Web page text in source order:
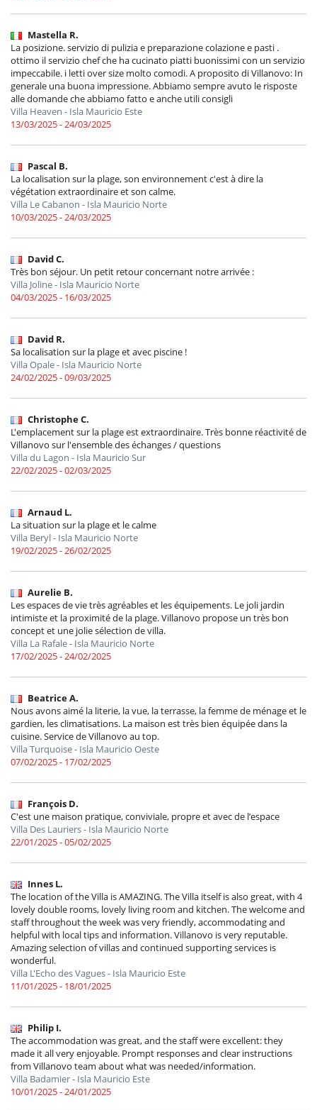
Mastella R.
La posizione. servizio di pulizia e preparazione colazione e pasti .
ottimo il servizio chef che ha cucinato piatti buonissimi con un servizio
impeccabile. i letti over size molto comodi. A proposito di Villanovo: In
generale una buona impressione. Abbiamo sempre avuto le risposte
alle domande che abbiamo fatto e anche utili consigli
Villa Heaven - Isla Mauricio Este
13/03/2025 - 24/03/2025
Pascal B.
La localisation sur la plage, son environnement c'est à dire la
végétation extraordinaire et son calme.
Villa Le Cabanon - Isla Mauricio Norte
10/03/2025 - 24/03/2025
David C.
Très bon séjour. Un petit retour concernant notre arrivée :
Villa Joline - Isla Mauricio Norte
04/03/2025 - 16/03/2025
David R.
Sa localisation sur la plage et avec piscine !
Villa Opale - Isla Mauricio Norte
24/02/2025 - 09/03/2025
Christophe C.
L'emplacement sur la plage est extraordinaire. Très bonne réactivité de
Villanovo sur l'ensemble des échanges / questions
Villa du Lagon - Isla Mauricio Sur
22/02/2025 - 02/03/2025
Arnaud L.
La situation sur la plage et le calme
Villa Beryl - Isla Mauricio Norte
19/02/2025 - 26/02/2025
Aurelie B.
Les espaces de vie très agréables et les équipements. Le joli jardin
intimiste et la proximité de la plage. Villanovo propose un très bon
concept et une jolie sélection de villa.
Villa La Rafale - Isla Mauricio Norte
17/02/2025 - 24/02/2025
Beatrice A.
Nous avons aimé la literie, la vue, la terrasse, la femme de ménage et le
gardien, les climatisations. La maison est très bien équipée dans la
cuisine. Service de Villanovo au top.
Villa Turquoise - Isla Mauricio Oeste
07/02/2025 - 17/02/2025
François D.
C'est une maison pratique, conviviale, propre et avec de l’espace
Villa Des Lauriers - Isla Mauricio Norte
22/01/2025 - 05/02/2025
Innes L.
The location of the Villa is AMAZING. The Villa itself is also great, with 4
lovely double rooms, lovely living room and kitchen. The welcome and
staff throughout the week was very friendly, accommodating and
helpful with local tips and information. Villanovo is very reputable.
Amazing selection of villas and continued supporting services is
wonderful.
Villa L'Echo des Vagues - Isla Mauricio Este
11/01/2025 - 18/01/2025
Philip I.
The accommodation was great, and the staff were excellent: they
made it all very enjoyable. Prompt responses and clear instructions
from Villanovo team about what was needed/information.
Villa Badamier - Isla Mauricio Este
10/01/2025 - 24/01/2025